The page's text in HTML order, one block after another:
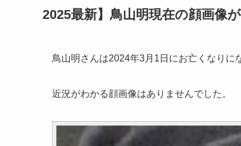
2025最新】鳥山明現在の顔画像
鳥山明さんは2024年3月1日にお亡くなりに
近況がわかる顔画像はありませんでした。